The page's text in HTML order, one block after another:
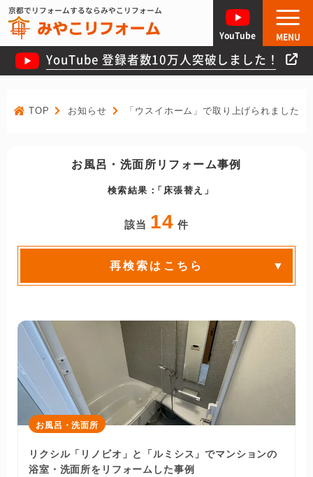
京都でリフォームするならみやこリフォーム
YouTube 登録者数10万人突破しました！
YouTube MENU
TOP お知らせ 「ウスイホーム」で取り上げられました！
お風呂・洗面所リフォーム事例
検索結果： 床張替え
該当 14 件
再検索はこちら
お風呂・洗面所
リクシル「リノビオ」と「ルミシス」でマンションの
浴室・洗面所をリフォームした事例